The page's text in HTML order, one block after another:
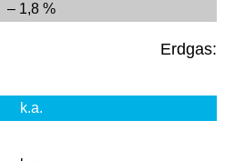
– 1,8 %
Erdgas:
k.a.